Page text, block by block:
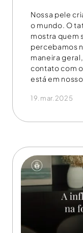
Nossa pele
o mundo. O
mostra quem
percebamos
maneira
contato com
está em
19.mar.2025